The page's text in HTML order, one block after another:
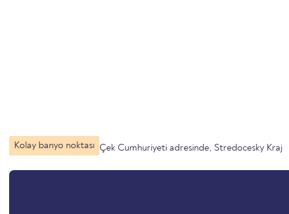
Kolay banyo noktası Çek Cumhuriyeti adresinde, Stredocesky Kraj